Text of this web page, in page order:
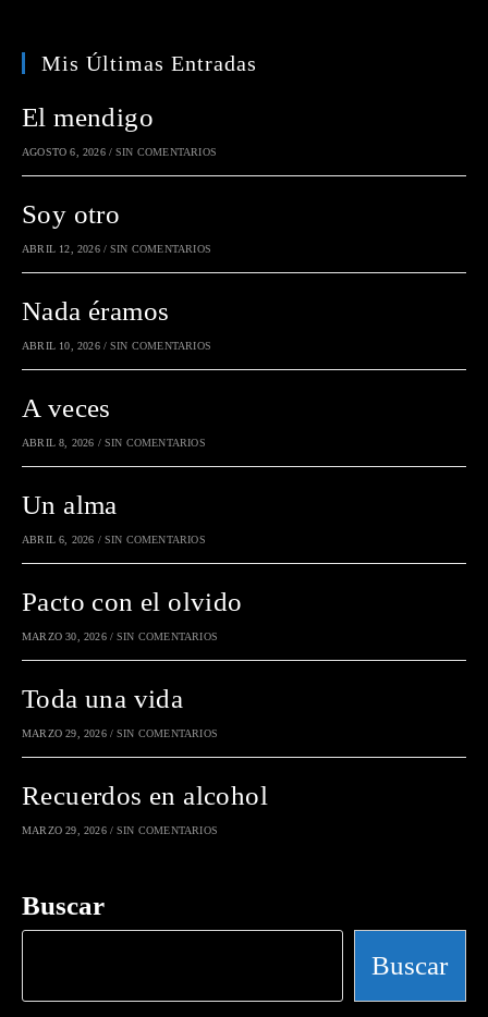
Mis Últimas Entradas
El mendigo
AGOSTO 6, 2026 / SIN COMENTARIOS
Soy otro
ABRIL 12, 2026 / SIN COMENTARIOS
Nada éramos
ABRIL 10, 2026 / SIN COMENTARIOS
A veces
ABRIL 8, 2026 / SIN COMENTARIOS
Un alma
ABRIL 6, 2026 / SIN COMENTARIOS
Pacto con el olvido
MARZO 30, 2026 / SIN COMENTARIOS
Toda una vida
MARZO 29, 2026 / SIN COMENTARIOS
Recuerdos en alcohol
MARZO 29, 2026 / SIN COMENTARIOS
Buscar
Buscar